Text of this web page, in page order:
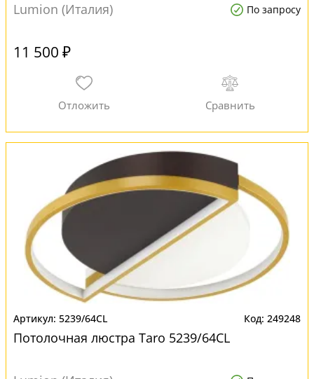
Lumion (Италия) По запросу
11 500 ₽
5239/64CL 249248
Потолочная люстра Taro 5239/64CL